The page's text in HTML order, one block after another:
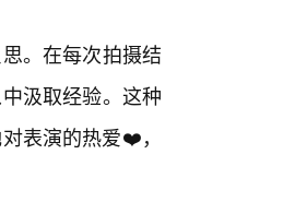
。在每次拍摄结
汲取经验。这种
表演的热爱❤️，